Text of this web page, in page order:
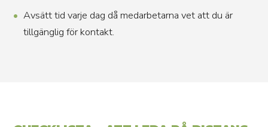
Avsätt tid varje dag då medarbetarna vet att du är
tillgänglig för kontakt.